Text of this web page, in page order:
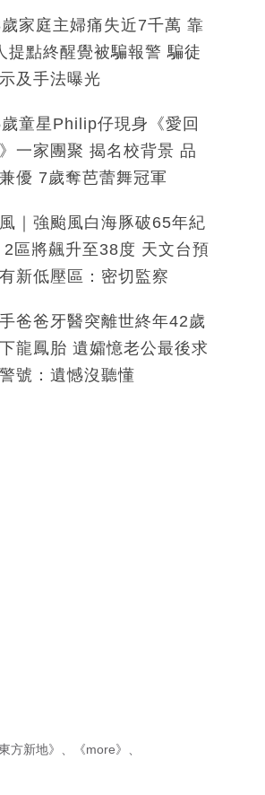
家庭主婦痛失近7千萬 靠
提點終醒覺被騙報警 騙徒
及手法曝光
童星Philip仔現身《愛回
一家團聚 揭名校背景 品
優 7歲奪芭蕾舞冠軍
｜強颱風白海豚破65年紀
2區將飆升至38度 天文台預
新低壓區：密切監察
爸爸牙醫突離世終年42歲
龍鳳胎 遺孀憶老公最後求
號：遺憾沒聽懂
東方新地》 《more》